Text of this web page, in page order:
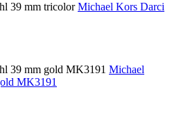
Michael Kors Darci
Michael
MK3191